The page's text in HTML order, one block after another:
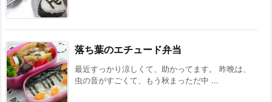
落ち葉のエチュード弁当
最近すっかり涼しくて、助かってます。 昨晩は、
虫の音がすごくて、もう秋まっただ中 ...